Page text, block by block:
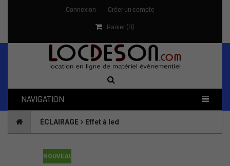
Connexion
Créer un compte
Panier (0)
NAVIGATION
ÉCLAIRAGE Effet à led
NOUVEAU